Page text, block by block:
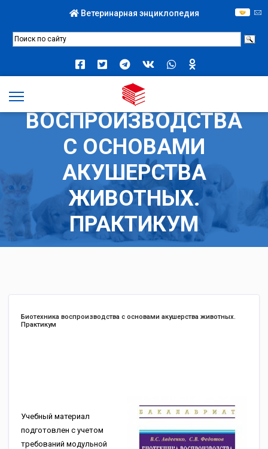
Ветеринарная энциклопедия
БИОТЕХНИКА
ВОСПРОИЗВОДСТВА
С ОСНОВАМИ
АКУШЕРСТВА
ЖИВОТНЫХ.
ПРАКТИКУМ
Биотехника воспроизводства с основами акушерства животных.
Практикум
Учебный материал
подготовлен с учетом
требований модульной